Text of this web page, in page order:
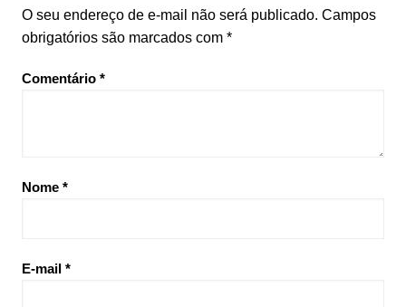
O seu endereço de e-mail não será publicado. Campos
obrigatórios são marcados com *
Comentário *
Nome *
E-mail *